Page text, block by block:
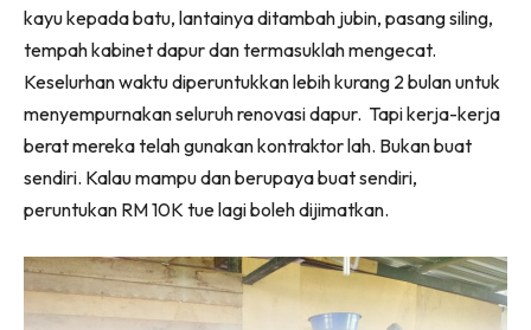
untuk kediaman anda.
Rahsia dari IMPIANA, download sekarang di
kayu kepada batu, lantainya ditambah jubin, pasang siling,
tempah kabinet dapur dan termasuklah mengecat.
Keselurhan waktu diperuntukkan lebih kurang 2 bulan untuk
menyempurnakan seluruh renovasi dapur. Tapi kerja-kerja
berat mereka telah gunakan kontraktor lah. Bukan buat
sendiri. Kalau mampu dan berupaya buat sendiri,
peruntukan RM 10K tue lagi boleh dijimatkan.